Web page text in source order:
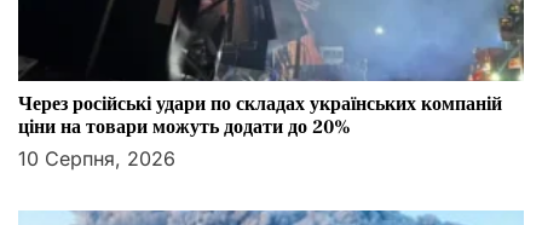
Через російські удари по складах українських компаній
ціни на товари можуть додати до 20%
10 Серпня, 2026